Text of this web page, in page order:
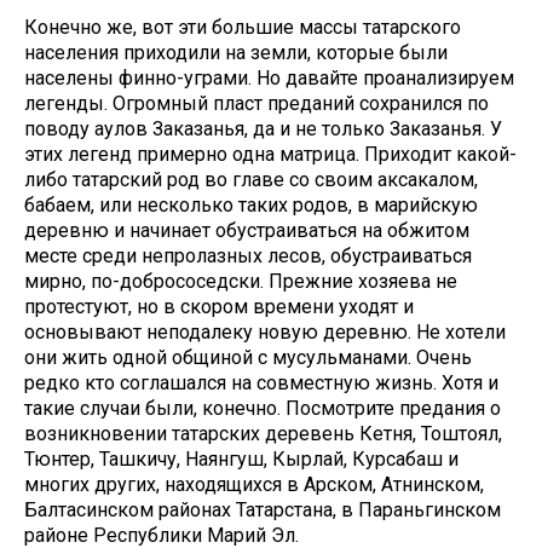
Конечно же, вот эти большие массы татарского
населения приходили на земли, которые были
населены финно-уграми. Но давайте проанализируем
легенды. Огромный пласт преданий сохранился по
поводу аулов Заказанья, да и не только Заказанья. У
этих легенд примерно одна матрица. Приходит какой-
либо татарский род во главе со своим аксакалом,
бабаем, или несколько таких родов, в марийскую
деревню и начинает обустраиваться на обжитом
месте среди непролазных лесов, обустраиваться
мирно, по-добрососедски. Прежние хозяева не
протестуют, но в скором времени уходят и
основывают неподалеку новую деревню. Не хотели
они жить одной общиной с мусульманами. Очень
редко кто соглашался на совместную жизнь. Хотя и
такие случаи были, конечно. Посмотрите предания о
возникновении татарских деревень Кетня, Тоштоял,
Тюнтер, Ташкичу, Наянгуш, Кырлай, Курсабаш и
многих других, находящихся в Арском, Атнинском,
Балтасинском районах Татарстана, в Параньгинском
районе Республики Марий Эл.